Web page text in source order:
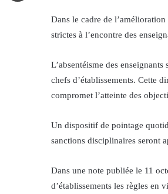
Dans le cadre de
strictes à l’encontre des
L’absentéisme des
chefs d’établissements. Cette
compromet l’atteinte des
Un dispositif de pointage
sanctions disciplinaires seront
Dans une note publiée le 11
d’établissements les règles en